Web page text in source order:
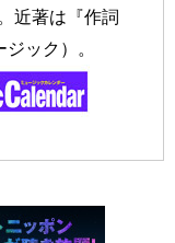
近著は『作詞
ック）。